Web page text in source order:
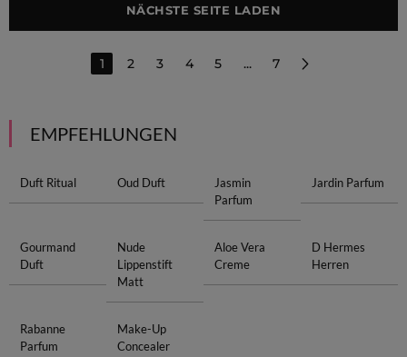
NÄCHSTE SEITE LADEN
1 2 3 4 5 ... 7
EMPFEHLUNGEN
Duft Ritual Oud Duft
Jasmin
Parfum
Jardin Parfum
Gourmand
Duft
Nude
Lippenstift
Matt
Aloe Vera
Creme
D Hermes
Herren
Rabanne
Parfum
Make-Up
Concealer